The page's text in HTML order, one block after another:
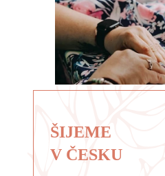
ŠIJEME
V ČESKU